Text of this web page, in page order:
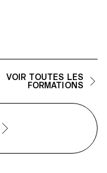
VOIR TOUTES LES
FORMATIONS